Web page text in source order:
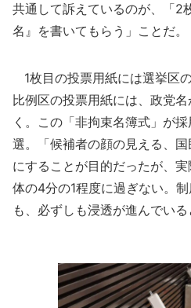
共通して訴えているのが、「2
名』を書いてもらう」ことだ。
1枚目の投票用紙には選挙区
比例区の投票用紙には、政党
く。この「非拘束名簿式」が
選。「候補者の顔の見える、国
にすることが目的だったが、
体の4分の1程度に過ぎない。
も、必ずしも浸透が進んでいる